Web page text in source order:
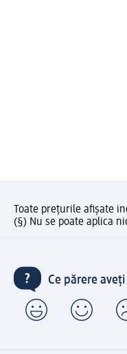
Toate prețurile afișate
(§) Nu se poate aplica
Ce părere